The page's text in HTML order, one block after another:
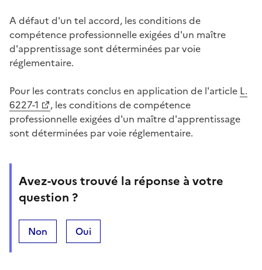
A défaut d'un tel accord, les conditions de
compétence professionnelle exigées d'un maître
d'apprentissage sont déterminées par voie
réglementaire.
Pour les contrats conclus en application de l'article L.
6227-1
, les conditions de compétence
professionnelle exigées d'un maître d'apprentissage
sont déterminées par voie réglementaire.
Avez-vous trouvé la réponse à votre
question ?
Non Oui